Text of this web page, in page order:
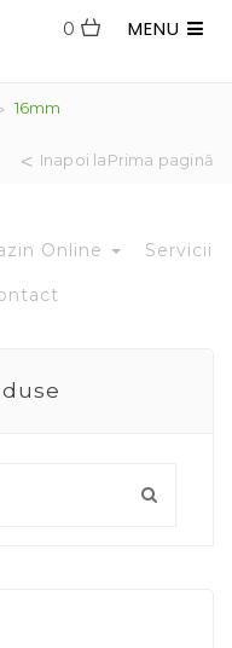
MENU
0
16mm
Inapoi laPrima pagină
Online Servicii